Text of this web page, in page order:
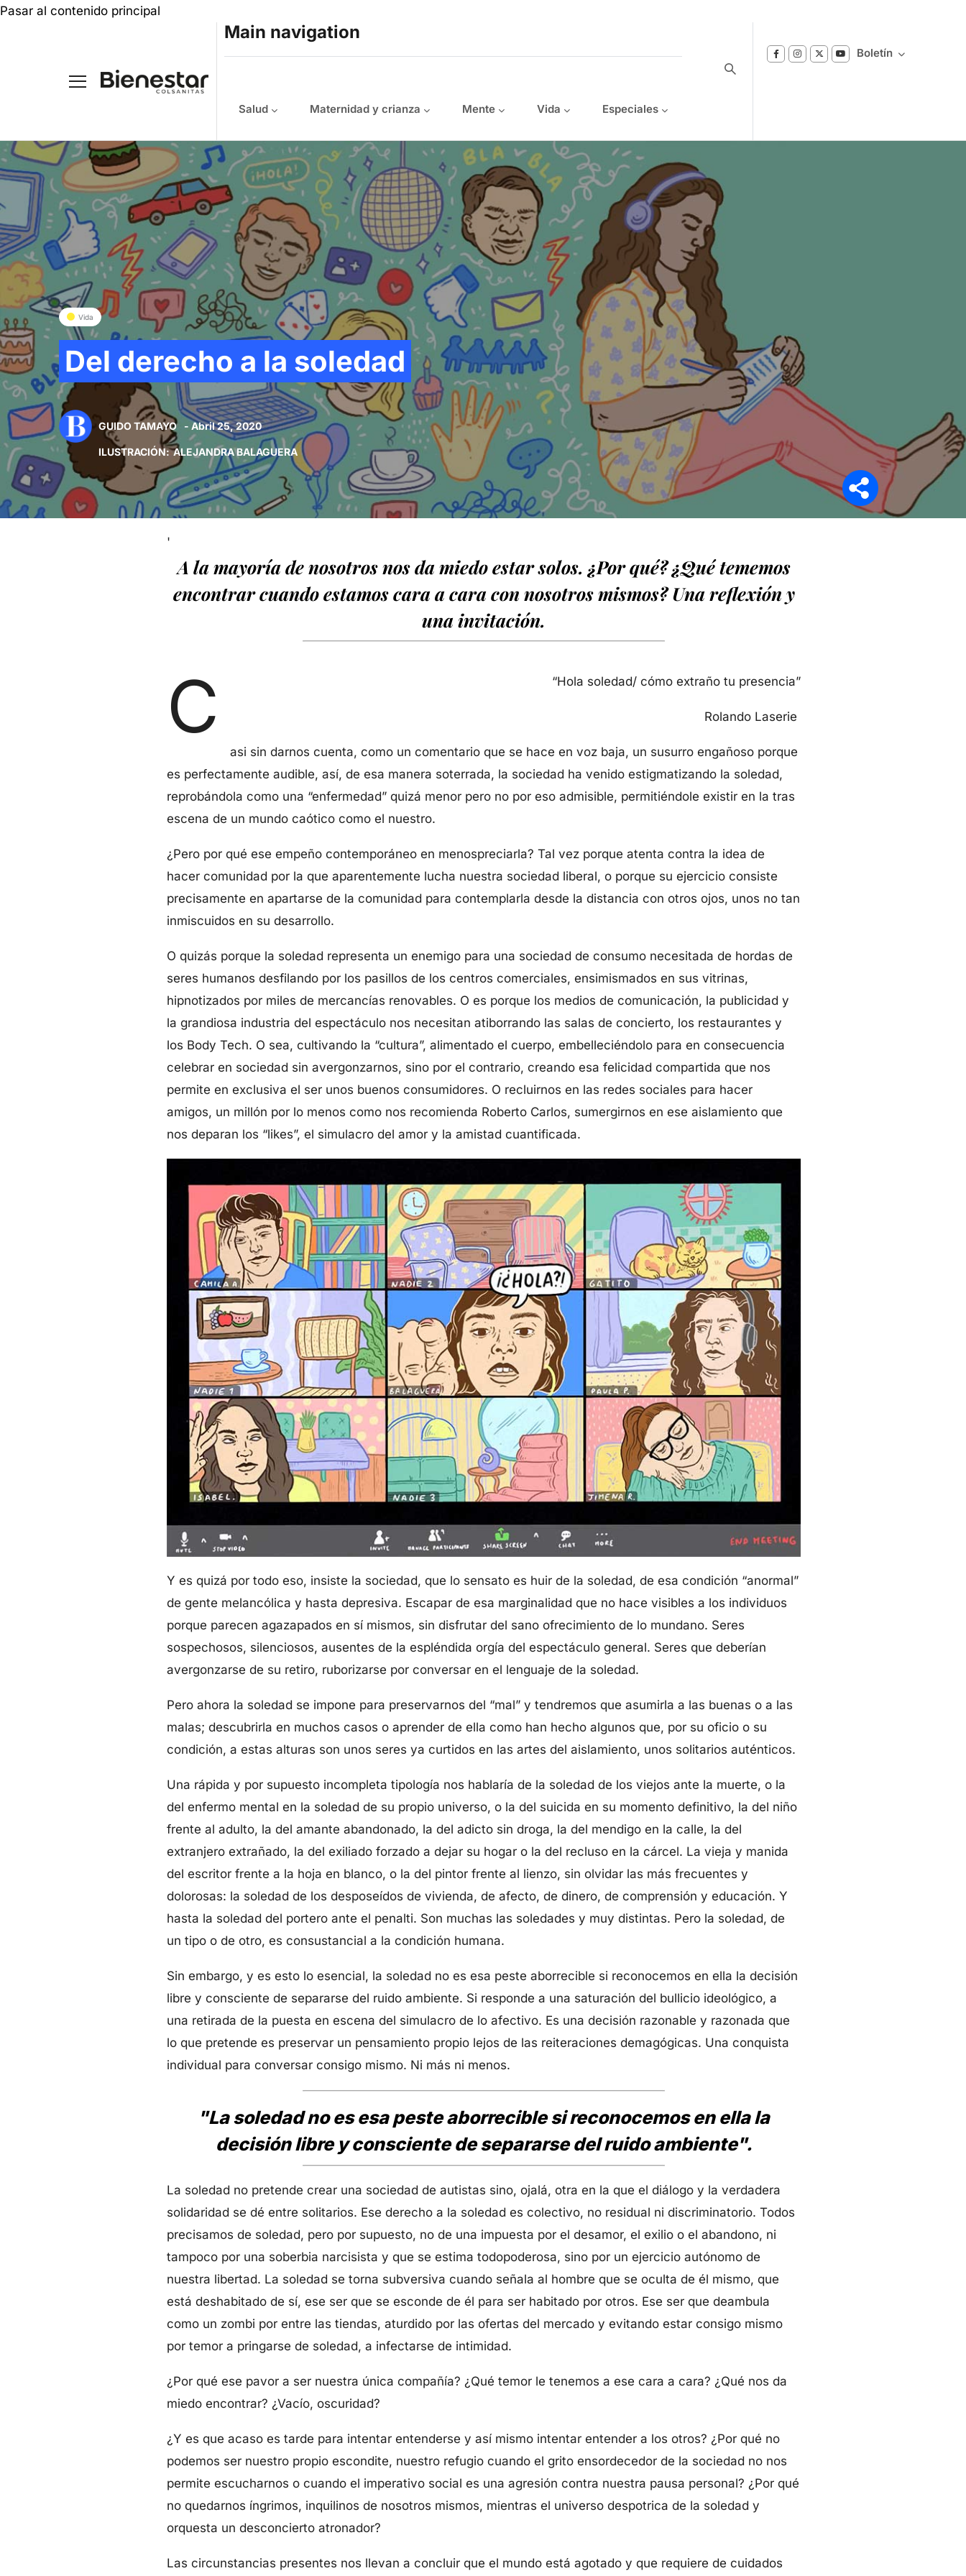
Pasar al contenido principal
Main navigation
Salud Maternidad y crianza Mente Vida Especiales
Boletín
Suscríbase a nuestro boletín
Reciba notificaciones sobre los temas de
Bienestar que le interesan.
Síganos en
Vida
Del derecho a la soledad
GUIDO TAMAYO - Abril 25, 2020
ILUSTRACIÓN: ALEJANDRA BALAGUERA
'
A la mayoría de nosotros nos da miedo estar solos. ¿Por qué? ¿Qué tememos
encontrar cuando estamos cara a cara con nosotros mismos? Una reflexión y
una invitación.
C “Hola soledad/ cómo extraño tu presencia”
Rolando Laserie
asi sin darnos cuenta, como un comentario que se hace en voz baja, un susurro engañoso porque
es perfectamente audible, así, de esa manera soterrada, la sociedad ha venido estigmatizando la soledad,
reprobándola como una “enfermedad” quizá menor pero no por eso admisible, permitiéndole existir en la tras
escena de un mundo caótico como el nuestro.
¿Pero por qué ese empeño contemporáneo en menospreciarla? Tal vez porque atenta contra la idea de
hacer comunidad por la que aparentemente lucha nuestra sociedad liberal, o porque su ejercicio consiste
precisamente en apartarse de la comunidad para contemplarla desde la distancia con otros ojos, unos no tan
inmiscuidos en su desarrollo.
O quizás porque la soledad representa un enemigo para una sociedad de consumo necesitada de hordas de
seres humanos desfilando por los pasillos de los centros comerciales, ensimismados en sus vitrinas,
hipnotizados por miles de mercancías renovables. O es porque los medios de comunicación, la publicidad y
la grandiosa industria del espectáculo nos necesitan atiborrando las salas de concierto, los restaurantes y
los Body Tech. O sea, cultivando la “cultura”, alimentado el cuerpo, embelleciéndolo para en consecuencia
celebrar en sociedad sin avergonzarnos, sino por el contrario, creando esa felicidad compartida que nos
permite en exclusiva el ser unos buenos consumidores. O recluirnos en las redes sociales para hacer
amigos, un millón por lo menos como nos recomienda Roberto Carlos, sumergirnos en ese aislamiento que
nos deparan los “likes”, el simulacro del amor y la amistad cuantificada.
Y es quizá por todo eso, insiste la sociedad, que lo sensato es huir de la soledad, de esa condición “anormal”
de gente melancólica y hasta depresiva. Escapar de esa marginalidad que no hace visibles a los individuos
porque parecen agazapados en sí mismos, sin disfrutar del sano ofrecimiento de lo mundano. Seres
sospechosos, silenciosos, ausentes de la espléndida orgía del espectáculo general. Seres que deberían
avergonzarse de su retiro, ruborizarse por conversar en el lenguaje de la soledad.
Pero ahora la soledad se impone para preservarnos del “mal” y tendremos que asumirla a las buenas o a las
malas; descubrirla en muchos casos o aprender de ella como han hecho algunos que, por su oficio o su
condición, a estas alturas son unos seres ya curtidos en las artes del aislamiento, unos solitarios auténticos.
Una rápida y por supuesto incompleta tipología nos hablaría de la soledad de los viejos ante la muerte, o la
del enfermo mental en la soledad de su propio universo, o la del suicida en su momento definitivo, la del niño
frente al adulto, la del amante abandonado, la del adicto sin droga, la del mendigo en la calle, la del
extranjero extrañado, la del exiliado forzado a dejar su hogar o la del recluso en la cárcel. La vieja y manida
del escritor frente a la hoja en blanco, o la del pintor frente al lienzo, sin olvidar las más frecuentes y
dolorosas: la soledad de los desposeídos de vivienda, de afecto, de dinero, de comprensión y educación. Y
hasta la soledad del portero ante el penalti. Son muchas las soledades y muy distintas. Pero la soledad, de
un tipo o de otro, es consustancial a la condición humana.
Sin embargo, y es esto lo esencial, la soledad no es esa peste aborrecible si reconocemos en ella la decisión
libre y consciente de separarse del ruido ambiente. Si responde a una saturación del bullicio ideológico, a
una retirada de la puesta en escena del simulacro de lo afectivo. Es una decisión razonable y razonada que
lo que pretende es preservar un pensamiento propio lejos de las reiteraciones demagógicas. Una conquista
individual para conversar consigo mismo. Ni más ni menos.
"La soledad no es esa peste aborrecible si reconocemos en ella la
decisión libre y consciente de separarse del ruido ambiente".
La soledad no pretende crear una sociedad de autistas sino, ojalá, otra en la que el diálogo y la verdadera
solidaridad se dé entre solitarios. Ese derecho a la soledad es colectivo, no residual ni discriminatorio. Todos
precisamos de soledad, pero por supuesto, no de una impuesta por el desamor, el exilio o el abandono, ni
tampoco por una soberbia narcisista y que se estima todopoderosa, sino por un ejercicio autónomo de
nuestra libertad. La soledad se torna subversiva cuando señala al hombre que se oculta de él mismo, que
está deshabitado de sí, ese ser que se esconde de él para ser habitado por otros. Ese ser que deambula
como un zombi por entre las tiendas, aturdido por las ofertas del mercado y evitando estar consigo mismo
por temor a pringarse de soledad, a infectarse de intimidad.
¿Por qué ese pavor a ser nuestra única compañía? ¿Qué temor le tenemos a ese cara a cara? ¿Qué nos da
miedo encontrar? ¿Vacío, oscuridad?
¿Y es que acaso es tarde para intentar entenderse y así mismo intentar entender a los otros? ¿Por qué no
podemos ser nuestro propio escondite, nuestro refugio cuando el grito ensordecedor de la sociedad no nos
permite escucharnos o cuando el imperativo social es una agresión contra nuestra pausa personal? ¿Por qué
no quedarnos íngrimos, inquilinos de nosotros mismos, mientras el universo despotrica de la soledad y
orquesta un desconcierto atronador?
Las circunstancias presentes nos llevan a concluir que el mundo está agotado y que requiere de cuidados